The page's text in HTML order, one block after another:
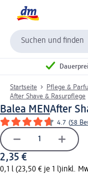
Suchen und finden
Startseite Pflege &
After Shave & Rasurpflege
Balea MENAfter
4.7 (58
2,35 €
0,1 l (23,50 € je 1 l)inkl.